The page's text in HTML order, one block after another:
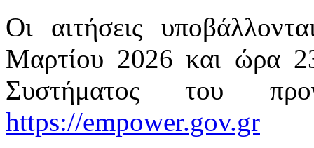
Οι αιτήσεις
Μαρτίου 2026 και ώρα
Συστήματος του
https://empower.gov.gr